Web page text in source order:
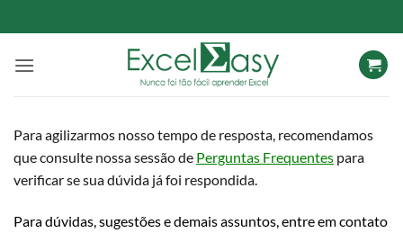
to
content
Para agilizarmos nosso tempo de resposta, recomendamos
que consulte nossa sessão de Perguntas Frequentes para
verificar se sua dúvida já foi respondida.
Para dúvidas, sugestões e demais assuntos, entre em contato